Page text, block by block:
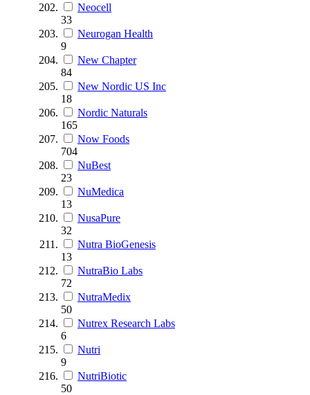
Neocell
33
Neurogan Health
9
New Chapter
84
New Nordic US Inc
18
Nordic Naturals
165
Now Foods
704
NuBest
23
NuMedica
13
NusaPure
32
Nutra BioGenesis
13
NutraBio Labs
72
NutraMedix
50
Nutrex Research Labs
6
Nutri
9
NutriBiotic
50